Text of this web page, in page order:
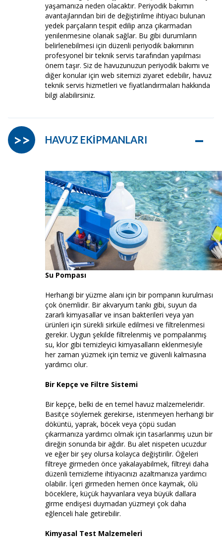
yaşamanıza neden olacaktır. Periyodik bakımın
avantajlarından biri de değiştirilme ihtiyacı bulunan
yedek parçaların tespit edilip arıza çıkarmadan
yenilenmesine olanak sağlar. Bu gibi durumların
belirlenebilmesi için düzenli periyodik bakımının
profesyonel bir teknik servis tarafından yapılması
önem taşır. Siz de havuzunuzun periyodik bakımı ve
diğer konular için web sitemizi ziyaret edebilir, havuz
teknik servis hizmetleri ve fiyatlandırmaları hakkında
bilgi alabilirsiniz.
HAVUZ EKİPMANLARI –
>>
Su Pompası
Herhangi bir yüzme alanı için bir pompanın kurulması
çok önemlidir. Bir akvaryum tankı gibi, suyun da
zararlı kimyasallar ve insan bakterileri veya yan
ürünleri için sürekli sirküle edilmesi ve filtrelenmesi
gerekir. Uygun şekilde filtrelenmiş ve pompalanmış
su, klor gibi temizleyici kimyasalların eklenmesiyle
her zaman yüzmek için temiz ve güvenli kalmasına
yardımcı olur.
Bir Kepçe ve Filtre Sistemi
Bir kepçe, belki de en temel havuz malzemeleridir.
Basitçe söylemek gerekirse, istenmeyen herhangi bir
döküntü, yaprak, böcek veya çöpü sudan
çıkarmanıza yardımcı olmak için tasarlanmış uzun bir
direğin sonunda bir ağdır. Bu alet nispeten ucuzdur
ve eğer bir şey olursa kolayca değiştirilir. Öğeleri
filtreye girmeden önce yakalayabilmek, filtreyi daha
düzenli temizleme ihtiyacınızı azaltmanıza yardımcı
olabilir. İçeri girmeden hemen önce kaymak, ölü
böceklere, küçük hayvanlara veya büyük dallara
girme endişesi duymadan yüzmeyi çok daha
eğlenceli hale getirebilir.
Kimyasal Test Malzemeleri